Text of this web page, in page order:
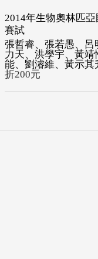
2014年生物奧林匹
賽試
張哲睿、張若愚、
力天、洪學宇、黃
能、劉濬維、黃示其
折200元